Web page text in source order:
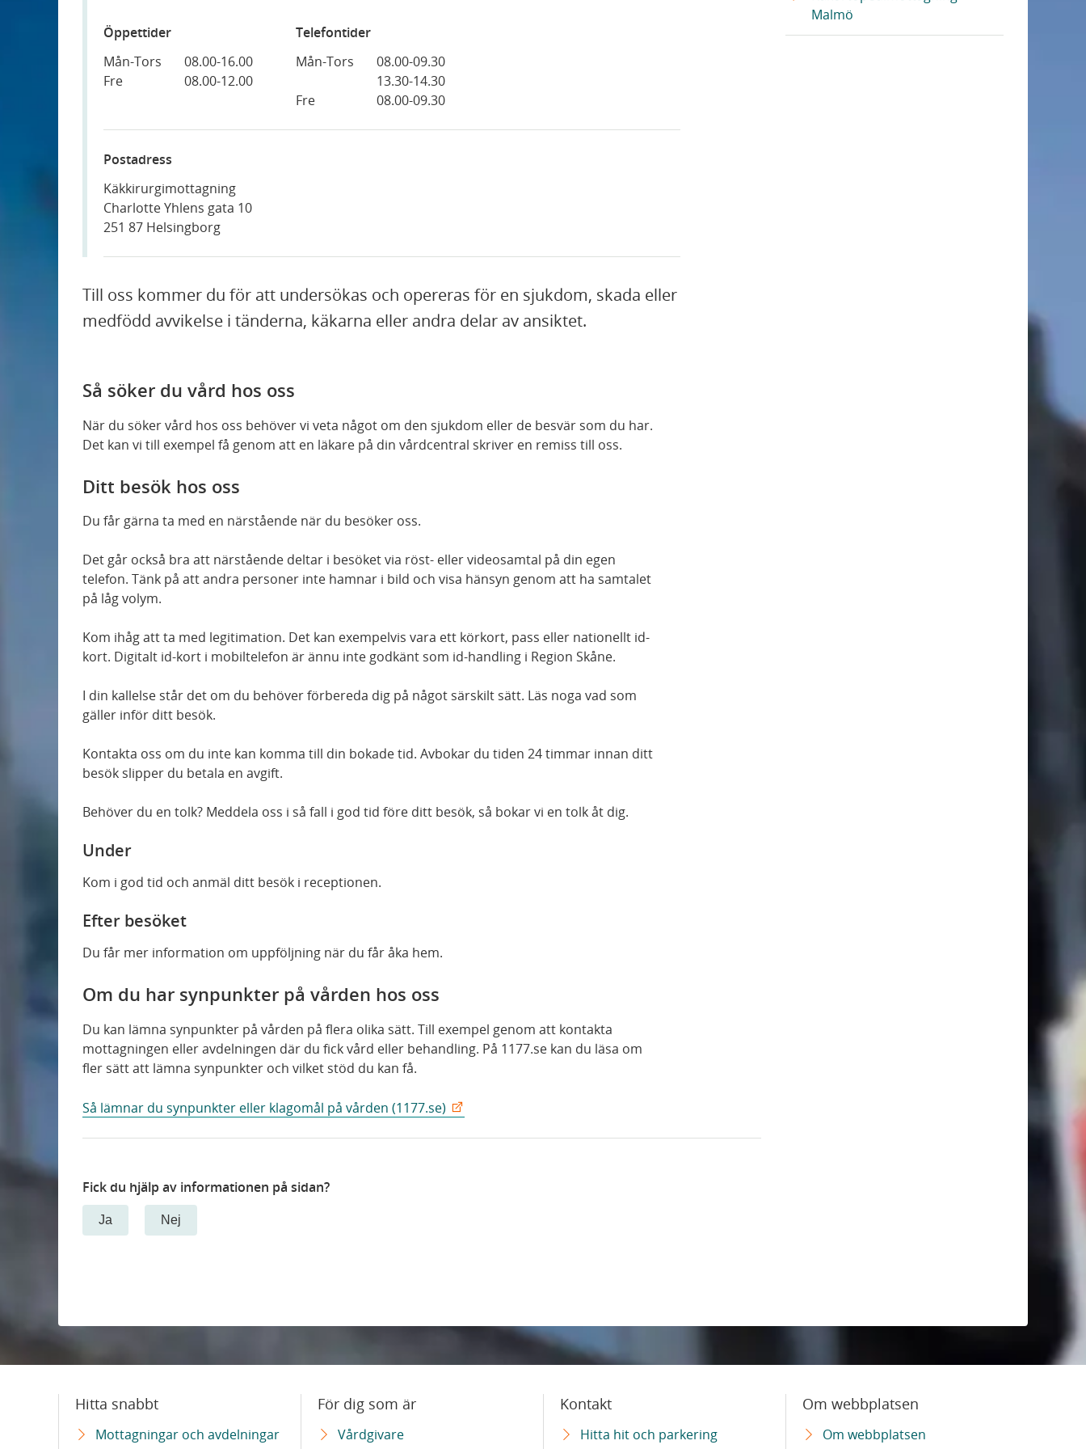
Öppettider
Mån-Tors
08.00-16.00
Fre
08.00-12.00
Telefontider
Mån-Tors
08.00-09.30
13.30-14.30
Fre
08.00-09.30
Postadress
Käkkirurgimottagning
Charlotte Yhlens gata 10
251 87 Helsingborg
Till oss kommer du för att undersökas och opereras för en sjukdom, skada eller
medfödd avvikelse i tänderna, käkarna eller andra delar av ansiktet.
Så söker du vård hos oss
När du söker vård hos oss behöver vi veta något om den sjukdom eller de besvär som du har.
Det kan vi till exempel få genom att en läkare på din vårdcentral skriver en remiss till oss.
Ditt besök hos oss
Du får gärna ta med en närstående när du besöker oss.
Det går också bra att närstående deltar i besöket via röst- eller videosamtal på din egen
telefon. Tänk på att andra personer inte hamnar i bild och visa hänsyn genom att ha samtalet
på låg volym.
Kom ihåg att ta med legitimation. Det kan exempelvis vara ett körkort, pass eller nationellt id-
kort. Digitalt id-kort i mobiltelefon är ännu inte godkänt som id-handling i Region Skåne.
I din kallelse står det om du behöver förbereda dig på något särskilt sätt. Läs noga vad som
gäller inför ditt besök.
Kontakta oss om du inte kan komma till din bokade tid. Avbokar du tiden 24 timmar innan ditt
besök slipper du betala en avgift.
Behöver du en tolk? Meddela oss i så fall i god tid före ditt besök, så bokar vi en tolk åt dig.
Under
Kom i god tid och anmäl ditt besök i receptionen.
Efter besöket
Du får mer information om uppföljning när du får åka hem.
Om du har synpunkter på vården hos oss
Du kan lämna synpunkter på vården på flera olika sätt. Till exempel genom att kontakta
mottagningen eller avdelningen där du fick vård eller behandling. På 1177.se kan du läsa om
fler sätt att lämna synpunkter och vilket stöd du kan få.
Så lämnar du synpunkter eller klagomål på vården (1177.se)
Fick du hjälp av informationen på sidan?
Ja Nej
Malmö
Hitta snabbt
Mottagningar och avdelningar
För dig som är
Vårdgivare
Kontakt
Hitta hit och parkering
Om webbplatsen
Om webbplatsen